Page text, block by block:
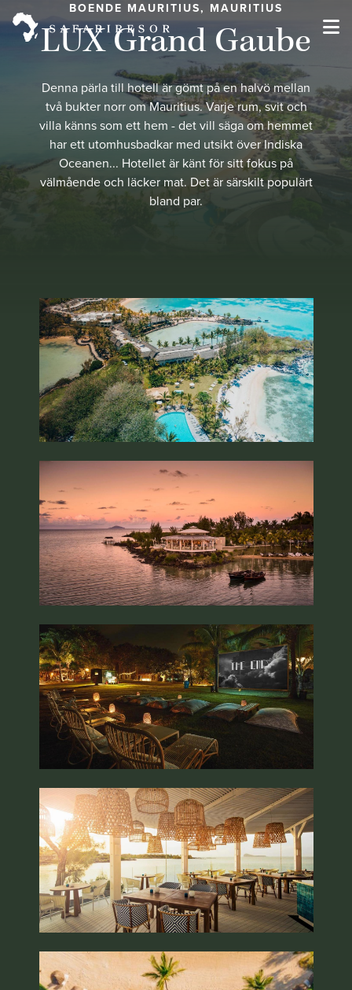
BOENDE MAURITIUS, MAURITIUS
LUX Grand Gaube
Denna pärla till hotell är gömt på en halvö mellan
två bukter norr om Mauritius. Varje rum, svit och
villa känns som ett hem - det vill säga om hemmet
har ett utomhusbadkar med utsikt över Indiska
Oceanen... Hotellet är känt för sitt fokus på
välmående och läcker mat. Det är särskilt populärt
bland par.